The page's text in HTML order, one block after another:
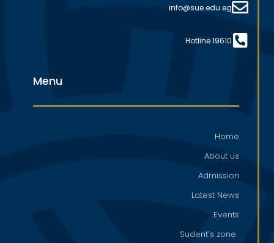
info@sue.edu.eg
Hotline 19610
Menu
Home
About us
Admission
Latest News
Events
Sudent’s zone